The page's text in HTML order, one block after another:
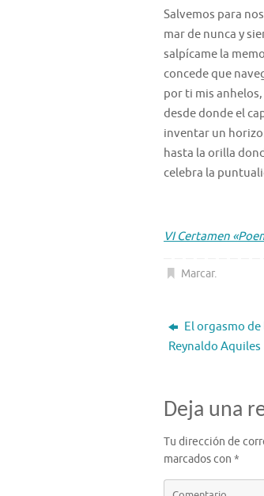
Salvemos para
mar de nunca y
salpícame la
concede que
por ti mis anhelos,
desde donde el
inventar un
hasta la orilla
celebra la
VI Certamen
Marcar.
El orgasmo
Reynaldo Aquiles
Deja una
Tu dirección de
marcados con *